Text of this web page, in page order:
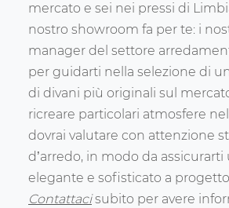
mercato e sei nei pressi di
nostro showroom fa per te: i
manager del settore
per guidarti nella selezione di
di divani più originali sul
ricreare particolari atmosfere
dovrai valutare con attenzione
d’arredo, in modo da assicurarti
elegante e sofisticato a
Contattacisubito per avere